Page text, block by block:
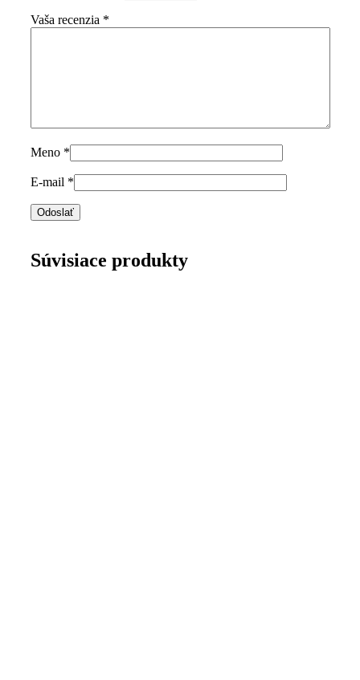
Vaša recenzia *
Meno *
E-mail *
Súvisiace produkty